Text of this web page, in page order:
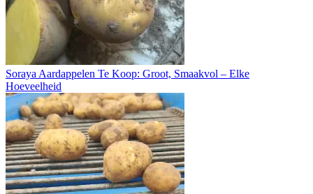
Soraya Aardappelen Te Koop: Groot, Smaakvol – Elke
Hoeveelheid